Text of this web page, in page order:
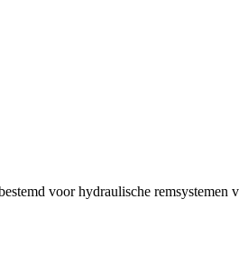
voor hydraulische remsystemen